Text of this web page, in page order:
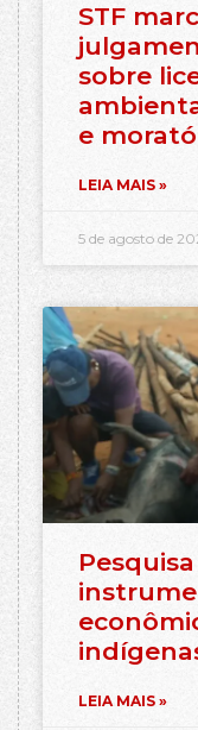
STF
sobre
e
LEIA MAIS »
5 de agosto de
LEIA MAIS »